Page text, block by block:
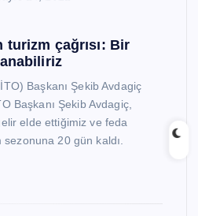
turizm çağrısı: Bir
Başkanı Şekib Avdagiç
Başkanı Şekib Avdagiç,
elde ettiğimiz ve feda
20 gün kaldı.